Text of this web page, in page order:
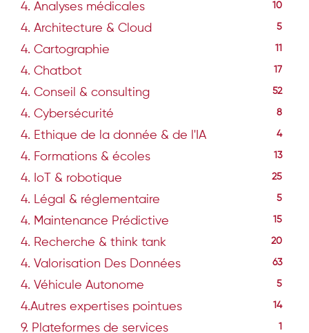
4. Analyses médicales 10
4. Architecture & Cloud 5
4. Cartographie
4. Chatbot 17
4. Conseil & consulting 52
4. Cybersécurité 8
4. Ethique de la donnée & de l'IA 4
4. Formations & écoles 13
4. IoT & robotique 25
4. Légal & réglementaire 5
4. Maintenance Prédictive 15
4. Recherche & think tank 20
4. Valorisation Des Données 63
4. Véhicule Autonome 5
4.Autres expertises pointues 14
9. Plateformes de services